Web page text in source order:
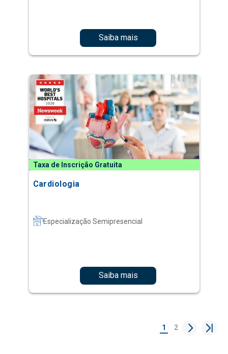
Saiba mais
Taxa de Inscrição Gratuita
Cardiologia
Especialização Semipresencial
Saiba mais
1 2